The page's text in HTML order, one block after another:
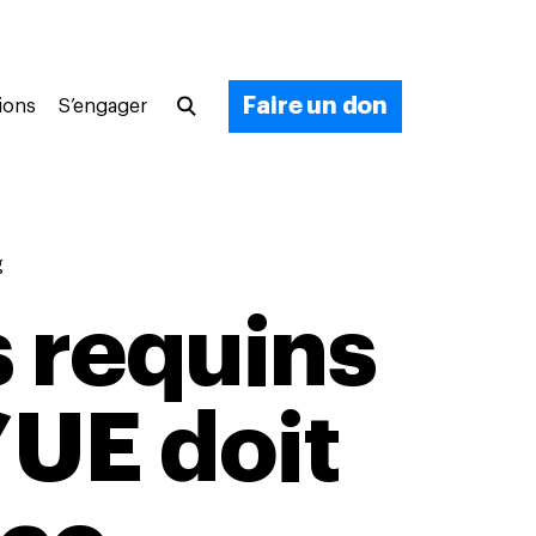
S’engager Faire un don
requins
doit